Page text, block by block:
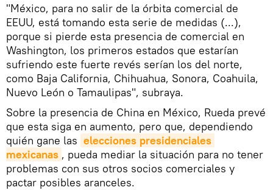
"México, para no salir de la órbita comercial de
EEUU, está tomando esta serie de medidas (...),
porque si pierde esta presencia de comercial en
Washington, los primeros estados que estarían
sufriendo este fuerte revés serían los del norte,
como Baja California, Chihuahua, Sonora, Coahuila,
Nuevo León o Tamaulipas", subraya.
Sobre la presencia de China en México, Rueda prevé
que esta siga en aumento, pero que, dependiendo
quién gane las elecciones presidenciales
mexicanas , pueda mediar la situación para no tener
problemas con sus otros socios comerciales y
pactar posibles aranceles.